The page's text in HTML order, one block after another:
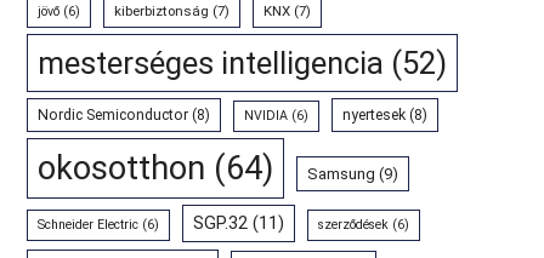
jövő (6) kiberbiztonság (7) KNX (7)
mesterséges intelligencia (52)
Nordic Semiconductor (8) NVIDIA (6) nyertesek (8)
okosotthon (64) Samsung (9)
Schneider Electric (6) SGP.32 (11) szerződések (6)